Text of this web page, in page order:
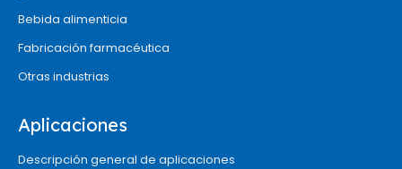
Bebida alimenticia
Fabricación farmacéutica
Otras industrias
Aplicaciones
Descripción general de aplicaciones